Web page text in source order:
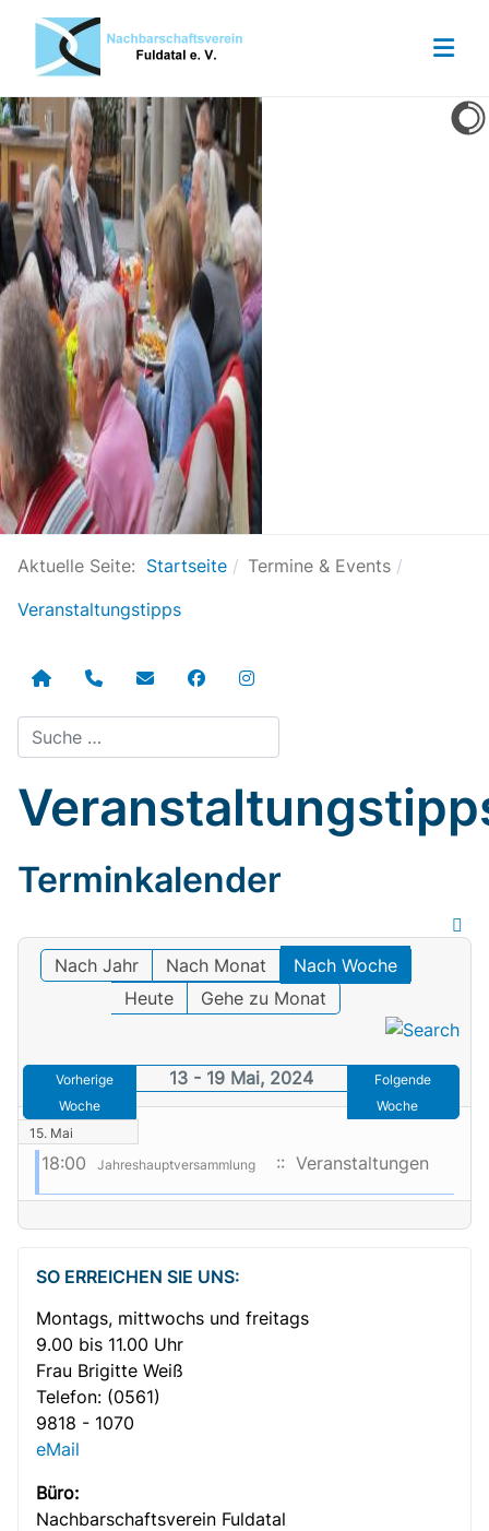
Aktuelle Seite: Startseite
Termine & Events
Veranstaltungstipps
Suchen
Terminkalender
Nach Jahr Nach Monat
Nach Woche
Heute
Gehe zu Monat
Vorherige
Woche
13 - 19 Mai, 2024
Folgende
Woche
15. Mai
18:00 Jahreshauptversammlung :: Veranstaltungen
SO ERREICHEN SIE UNS:
Montags, mittwochs und freitags
9.00 bis 11.00 Uhr
Frau Brigitte Weiß
Telefon: (0561)
9818 - 1070
eMail
Büro:
Nachbar­­schafts­verein Fuldatal